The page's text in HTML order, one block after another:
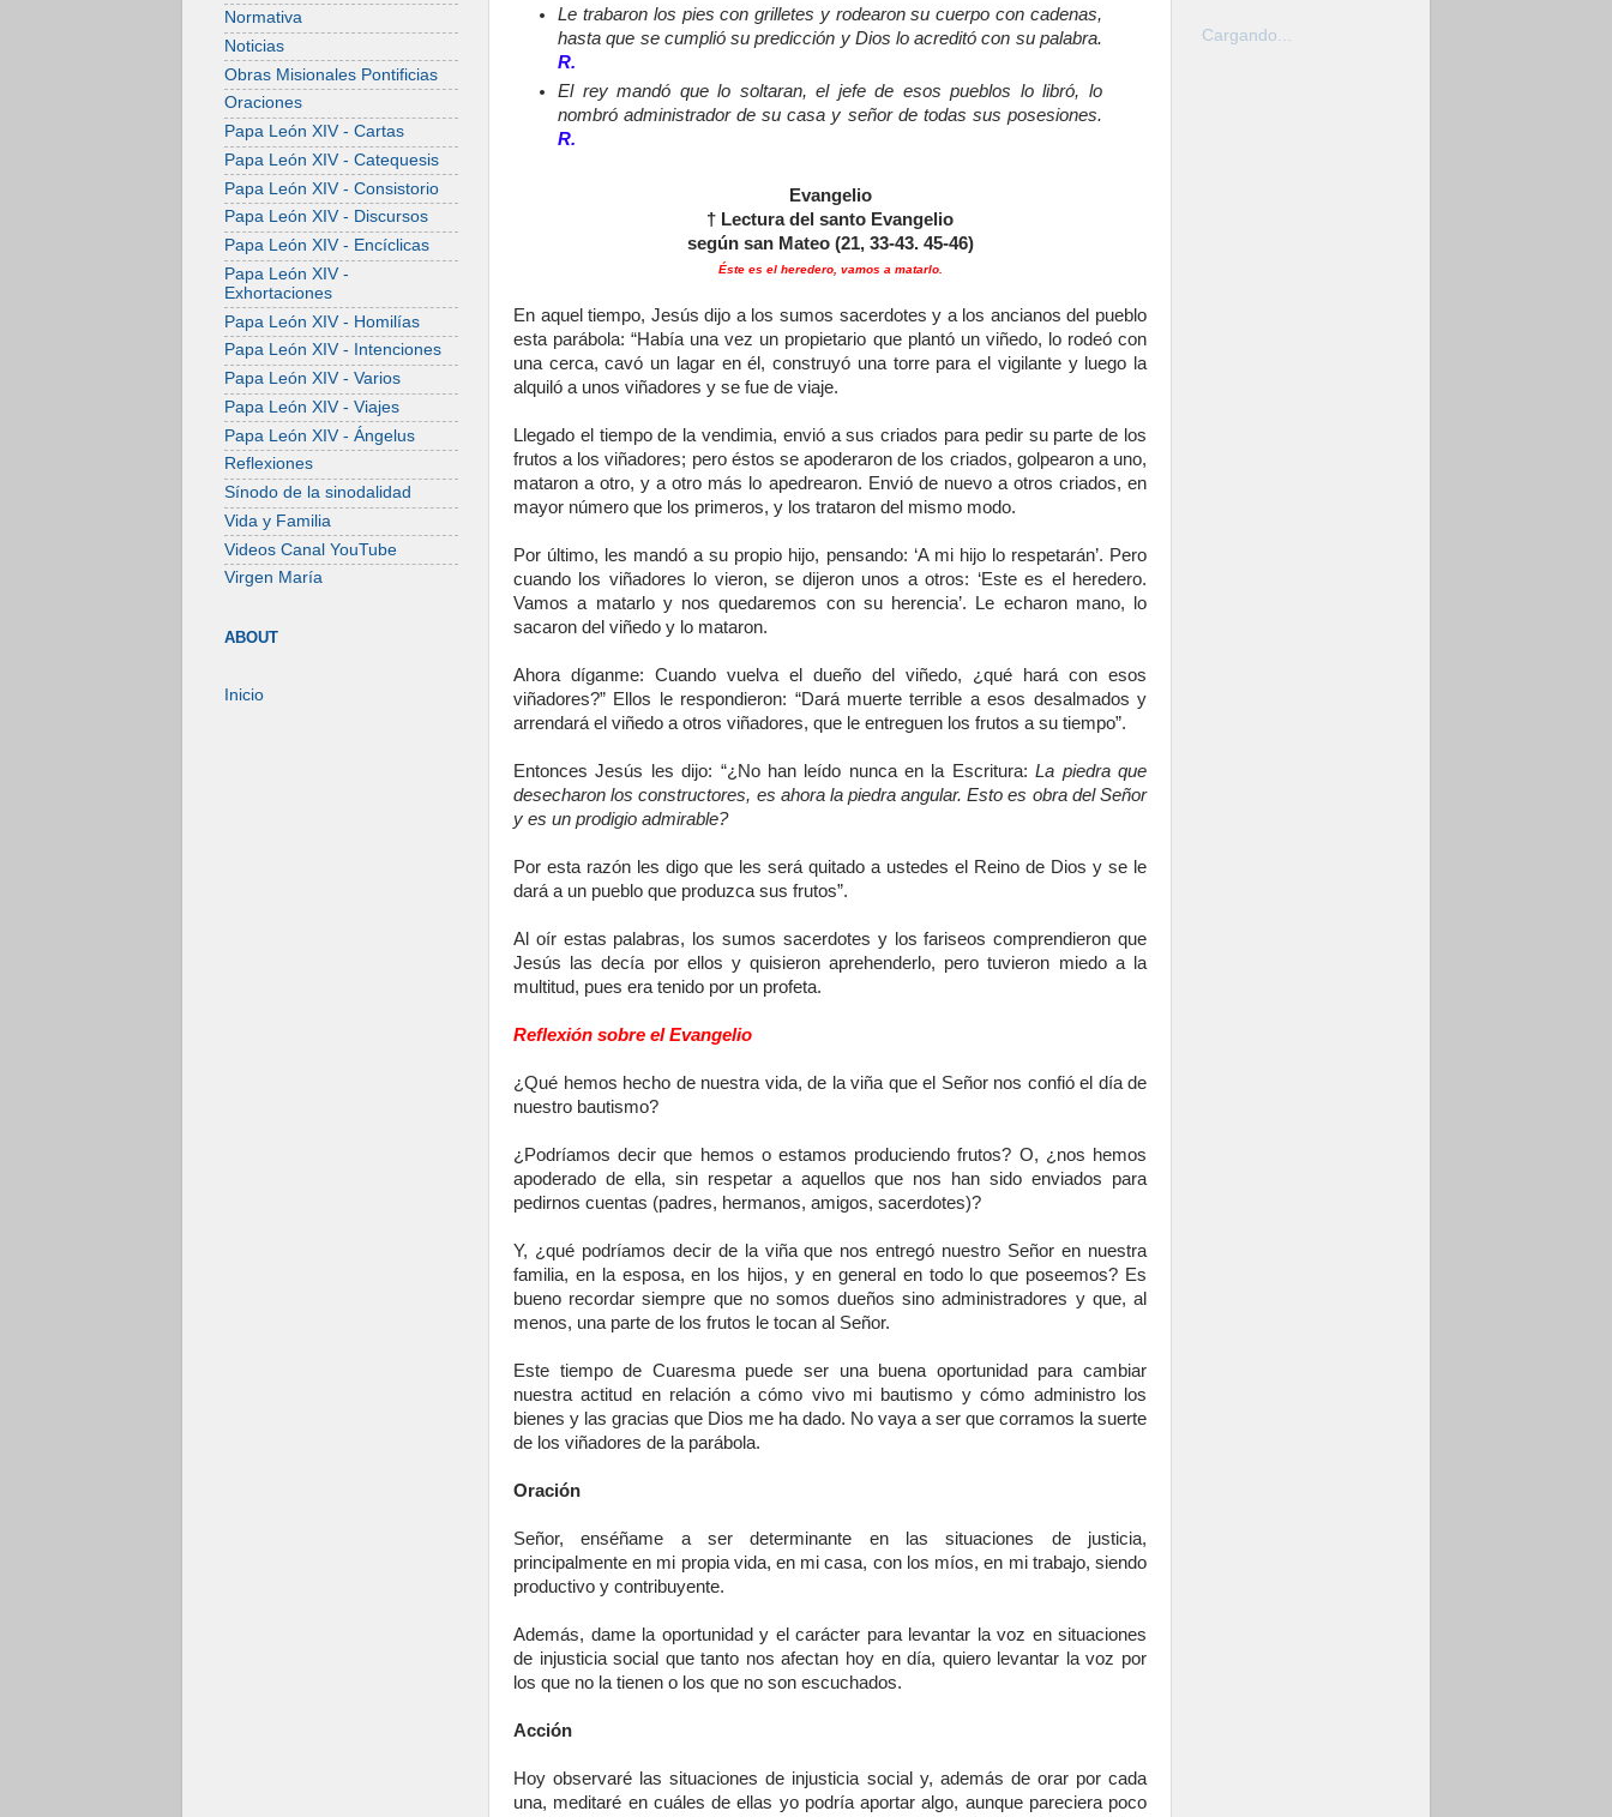
Le trabaron los pies con grilletes y rodearon su cuerpo con cadenas,
hasta que se cumplió su predicción y Dios lo acreditó con su palabra.
R.
El rey mandó que lo soltaran, el jefe de esos pueblos lo libró, lo
nombró administrador de su casa y señor de todas sus posesiones.
R.
Evangelio
† Lectura del santo Evangelio
según san Mateo (21, 33-43. 45-46)
Éste es el heredero, vamos a matarlo.
En aquel tiempo, Jesús dijo a los sumos sacerdotes y a los ancianos del pueblo
esta parábola: “Había una vez un propietario que plantó un viñedo, lo rodeó con
una cerca, cavó un lagar en él, construyó una torre para el vigilante y luego la
alquiló a unos viñadores y se fue de viaje.
Llegado el tiempo de la vendimia, envió a sus criados para pedir su parte de los
frutos a los viñadores; pero éstos se apoderaron de los criados, golpearon a uno,
mataron a otro, y a otro más lo apedrearon. Envió de nuevo a otros criados, en
mayor número que los primeros, y los trataron del mismo modo.
Por último, les mandó a su propio hijo, pensando: ‘A mi hijo lo respetarán’. Pero
cuando los viñadores lo vieron, se dijeron unos a otros: ‘Este es el heredero.
Vamos a matarlo y nos quedaremos con su herencia’. Le echaron mano, lo
sacaron del viñedo y lo mataron.
Ahora díganme: Cuando vuelva el dueño del viñedo, ¿qué hará con esos
viñadores?” Ellos le respondieron: “Dará muerte terrible a esos desalmados y
arrendará el viñedo a otros viñadores, que le entreguen los frutos a su tiempo”.
Entonces Jesús les dijo: “¿No han leído nunca en la Escritura:La piedra que
desecharon los constructores, es ahora la piedra angular. Esto es obra del Señor
y es un prodigio admirable?
Por esta razón les digo que les será quitado a ustedes el Reino de Dios y se le
dará a un pueblo que produzca sus frutos”.
Al oír estas palabras, los sumos sacerdotes y los fariseos comprendieron que
Jesús las decía por ellos y quisieron aprehenderlo, pero tuvieron miedo a la
multitud, pues era tenido por un profeta.
Reflexión sobre el Evangelio
¿Qué hemos hecho de nuestra vida, de la viña que el Señor nos confió el día de
nuestro bautismo?
¿Podríamos decir que hemos o estamos produciendo frutos? O, ¿nos hemos
apoderado de ella, sin respetar a aquellos que nos han sido enviados para
pedirnos cuentas (padres, hermanos, amigos, sacerdotes)?
Y, ¿qué podríamos decir de la viña que nos entregó nuestro Señor en nuestra
familia, en la esposa, en los hijos, y en general en todo lo que poseemos? Es
bueno recordar siempre que no somos dueños sino administradores y que, al
menos, una parte de los frutos le tocan al Señor.
Este tiempo de Cuaresma puede ser una buena oportunidad para cambiar
nuestra actitud en relación a cómo vivo mi bautismo y cómo administro los
bienes y las gracias que Dios me ha dado. No vaya a ser que corramos la suerte
de los viñadores de la parábola.
Oración
Señor, enséñame a ser determinante en las situaciones de justicia,
principalmente en mi propia vida, en mi casa, con los míos, en mi trabajo, siendo
productivo y contribuyente.
Además, dame la oportunidad y el carácter para levantar la voz en situaciones
de injusticia social que tanto nos afectan hoy en día, quiero levantar la voz por
los que no la tienen o los que no son escuchados.
Acción
Hoy observaré las situaciones de injusticia social y, además de orar por cada
una, meditaré en cuáles de ellas yo podría aportar algo, aunque pareciera poco
Normativa
Noticias
Obras Misionales Pontificias
Oraciones
Papa León XIV - Cartas
Papa León XIV - Catequesis
Papa León XIV - Consistorio
Papa León XIV - Discursos
Papa León XIV - Encíclicas
Papa León XIV -
Exhortaciones
Papa León XIV - Homilías
Papa León XIV - Intenciones
Papa León XIV - Varios
Papa León XIV - Viajes
Papa León XIV - Ángelus
Reflexiones
Sínodo de la sinodalidad
Vida y Familia
Videos Canal YouTube
Virgen María
ABOUT
Inicio
06.08.2026
Cargando...